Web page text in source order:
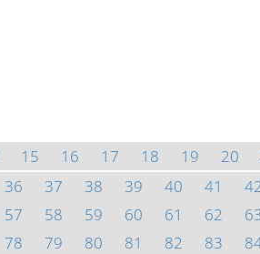
15 16 17 18 19 20
36 37 38 39 40 41
57 58 59 60 61 62
78 79 80 81 82 83